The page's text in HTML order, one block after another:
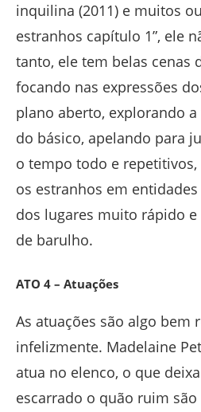
inquilina (2011) e muitos
estranhos capítulo 1”, ele
tanto, ele tem belas cenas
focando nas expressões
plano aberto, explorando
do básico, apelando para
o tempo todo e
os estranhos em
dos lugares muito rápido
de barulho.
ATO 4 – Atuações
As atuações são algo bem
infelizmente. Madelaine
atua no elenco, o que
escarrado o quão ruim